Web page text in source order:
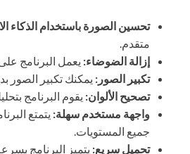
تحسين الصورة باستخدام الذكاء
متقدم.
إزالة الضوضاء: يعمل البرنامج
تكبير الصور: يمكنك تكبير الصور
تصحيح الألوان: يقوم البرنامج
واجهة مستخدم سهلة: يتمتع
جميع المستويات.
تحميل سريع: يتميز البرنامج